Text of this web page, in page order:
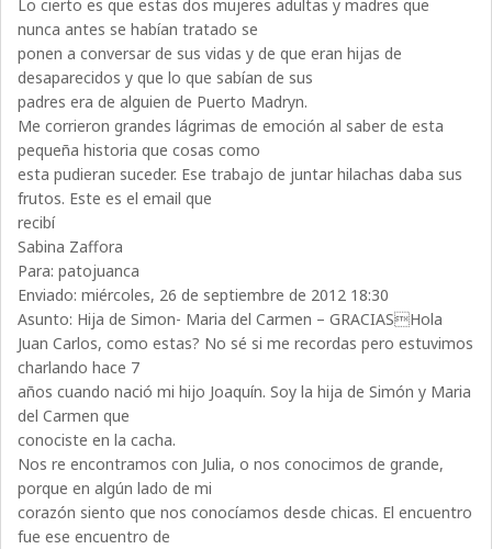
Lo cierto es que estas dos mujeres adultas y madres que
nunca antes se habían tratado se
ponen a conversar de sus vidas y de que eran hijas de
desaparecidos y que lo que sabían de sus
padres era de alguien de Puerto Madryn.
Me corrieron grandes lágrimas de emoción al saber de esta
pequeña historia que cosas como
esta pudieran suceder. Ese trabajo de juntar hilachas daba sus
frutos. Este es el email que
recibí
Sabina Zaffora
Para: patojuanca
Enviado: miércoles, 26 de septiembre de 2012 18:30
Asunto: Hija de Simon- Maria del Carmen – GRACIASHola
Juan Carlos, como estas? No sé si me recordas pero estuvimos
charlando hace 7
años cuando nació mi hijo Joaquín. Soy la hija de Simón y Maria
del Carmen que
conociste en la cacha.
Nos re encontramos con Julia, o nos conocimos de grande,
porque en algún lado de mi
corazón siento que nos conocíamos desde chicas. El encuentro
fue ese encuentro de